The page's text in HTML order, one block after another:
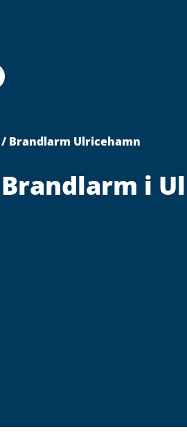
/ Brandlarm Ulricehamn
Brandlarm i